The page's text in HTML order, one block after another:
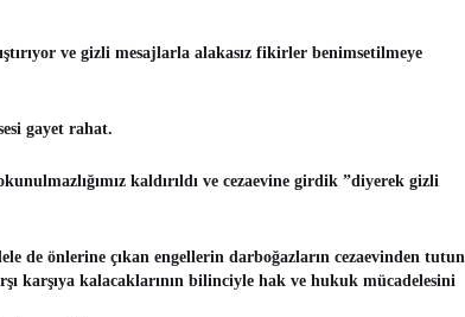
ve gizli mesajlarla alakasız fikirler benimsetilmeye
gayet rahat.
kaldırıldı ve cezaevine girdik ”diyerek gizli
de önlerine çıkan engellerin darboğazların cezaevinden tutun
karşıya kalacaklarının bilinciyle hak ve hukuk mücadelesini